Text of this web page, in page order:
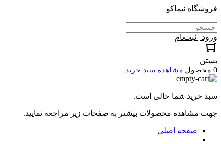
فروشگاه نیماکو
ورود | ثبت‌نام
بستن
0 محصول
مشاهده سبد خرید
سبد خرید شما خالی است.
جهت مشاهده محصولات بیشتر به صفحات زیر مراجعه نمایید.
صفحه اصلی